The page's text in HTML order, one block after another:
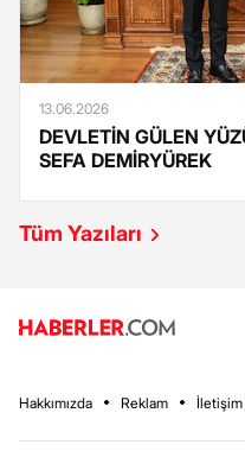
13.06.2026
DEVLETİN GÜLEN
SEFA DEMİRYÜREK
Tüm Yazıları
Hakkımızda Reklam İletişim